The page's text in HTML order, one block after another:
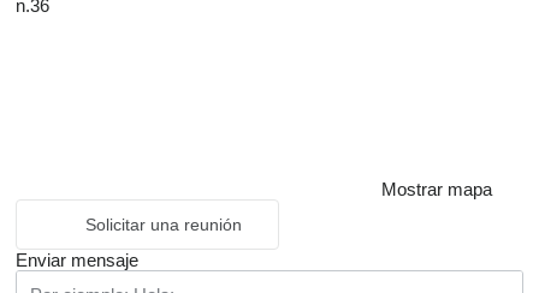
n.36
Mostrar mapa
Solicitar una reunión
Enviar mensaje